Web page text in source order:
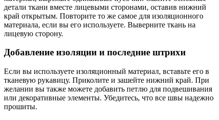
детали ткани вместе лицевыми сторонами, оставив нижний
край открытым. Повторите то же самое для изоляционного
материала, если вы его используете. Выверните ткань на
лицевую сторону.
Добавление изоляции и последние штрихи
Если вы используете изоляционный материал, вставьте его в
тканевую рукавицу. Приколите и зашейте нижний край. При
желании вы также можете добавить петлю для подвешивания
или декоративные элементы. Убедитесь, что все швы надежно
прошиты.